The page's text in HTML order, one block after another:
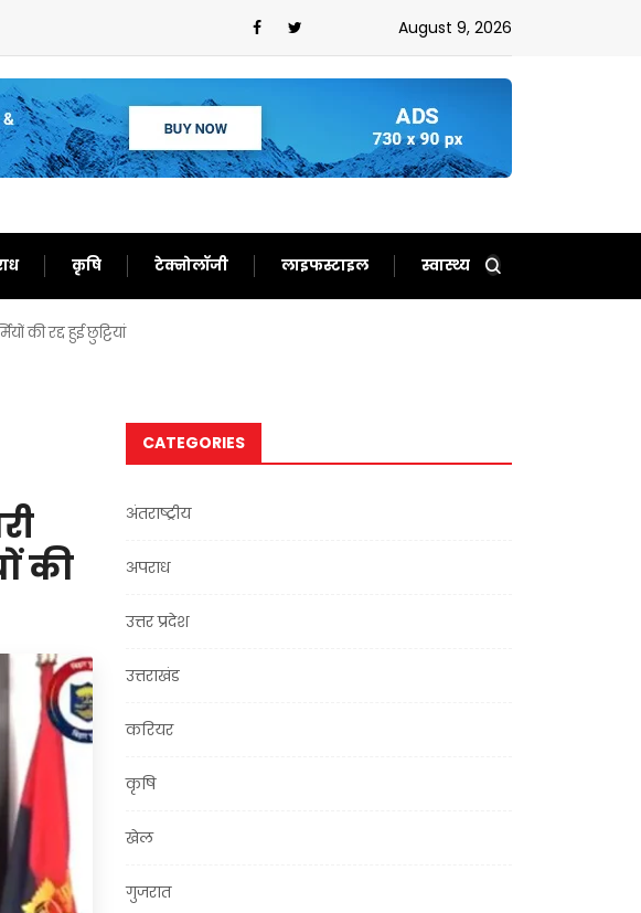
आखिरकार E20 पेट्रोल जांच में क्या मिला?इस मामले में बड़े पैमाने पर मिली गड़बड़ी!
August 9, 2026
कृषि टेक्नोलॉजी लाइफस्टाइल स्वास्थ्य
की रद्द हुई छुट्टियां
की
CATEGORIES
अंतराष्ट्रीय
अपराध
उत्तर प्रदेश
उत्तराखंड
करियर
कृषि
खेल
गुजरात